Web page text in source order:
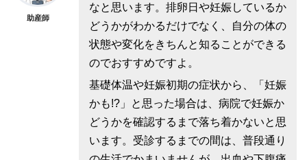
助産師
なと思います。排卵日や妊娠しているか
どうかがわかるだけでなく、自分の体の
状態や変化をきちんと知ることができる
のでおすすめですよ。
基礎体温や妊娠初期の症状から、「妊娠
かも!?」と思った場合は、病院で妊娠か
どうかを確認するまで落ち着かないと思
います。受診するまでの間は、普段通り